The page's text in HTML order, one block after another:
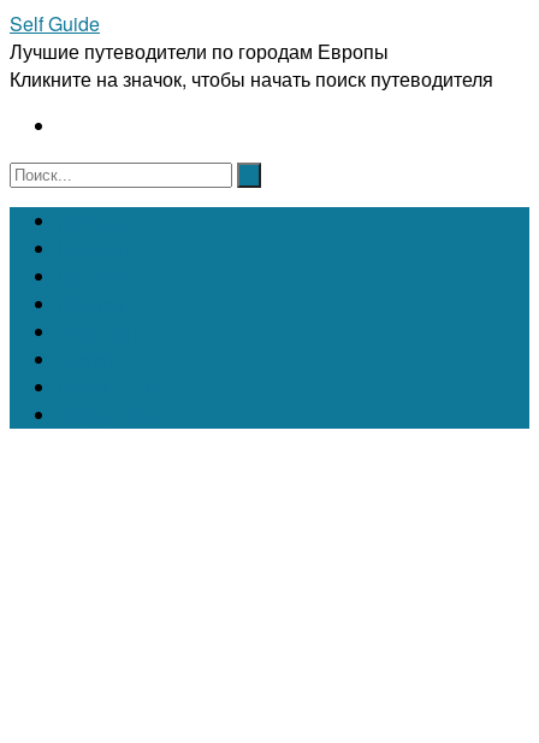
Self Guide
Лучшие путеводители по городам Европы
Кликните на значок, чтобы начать поиск путеводителя